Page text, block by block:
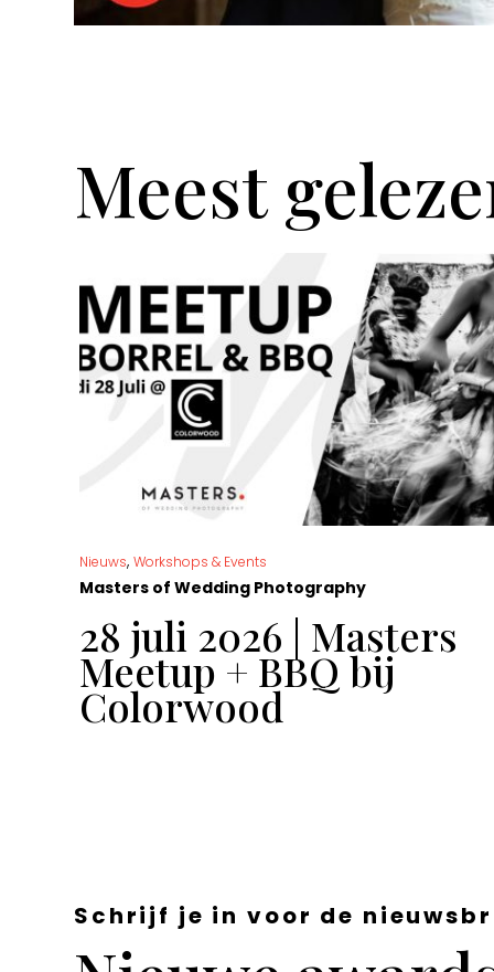
Meest
Nieuws, Workshops & Events
Masters of Wedding Photography
28 juli 2026 | Masters
Meetup + BBQ bij
Colorwood
Schrijf je in voor de